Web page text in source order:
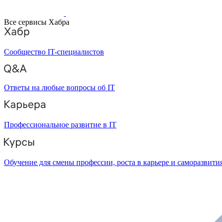
Все сервисы Хабра
Сообщество IT-специалистов
Ответы на любые вопросы об IT
Профессиональное развитие в IT
Обучение для смены профессии, роста в карьере и